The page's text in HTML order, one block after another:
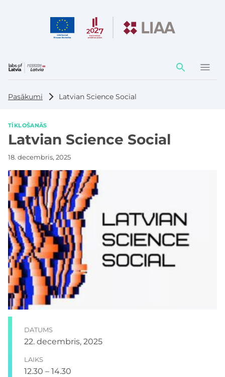
Darbības
elementi
Pasākumi Latvian Science Social
TĪKLOŠANĀS
Latvian Science Social
18. decembris, 2025
DATUMS
22. decembris, 2025
LAIKS
12.30 – 14.30